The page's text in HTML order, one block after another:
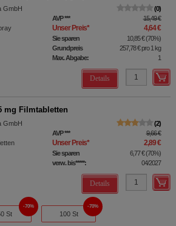
GmbH
0
AVP*** 15,49 €
Unser Preis* 4,64 €
Sie sparen 10,85 €(70%)
Grundpreis
257,78 €pro 1 kg
Max. Abgabe:
1
Details
mg Filmtabletten
GmbH
2
AVP*** 9,66 €
Unser Preis* 2,89 €
Sie sparen 6,77 €(70%)
verw. bis*****:
04/2027
Details
St
70%
100 St
70%